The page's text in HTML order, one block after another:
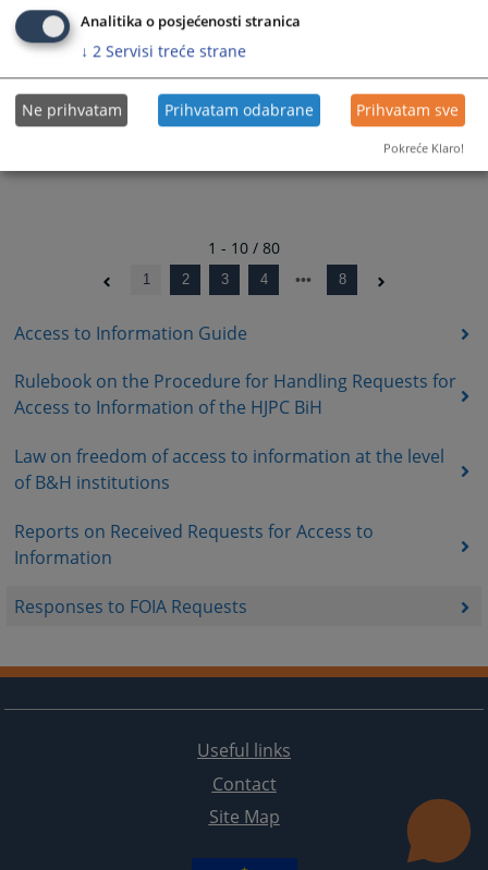
Access to Information Guide
Rulebook on the Procedure for Handling Requests for
Access to Information of the HJPC BiH
Law on freedom of access to information at the level
of B&H institutions
Reports on Received Requests for Access to
Information
Responses to FOIA Requests
1 - 10 / 80
1 2 3 4 8
Useful links
Contact
Site Map
Analitika o posjećenosti stranica
↓ 2 Servisi treće strane
Ne prihvatam Prihvatam odabrane Prihvatam sve
Pokreće Klaro!